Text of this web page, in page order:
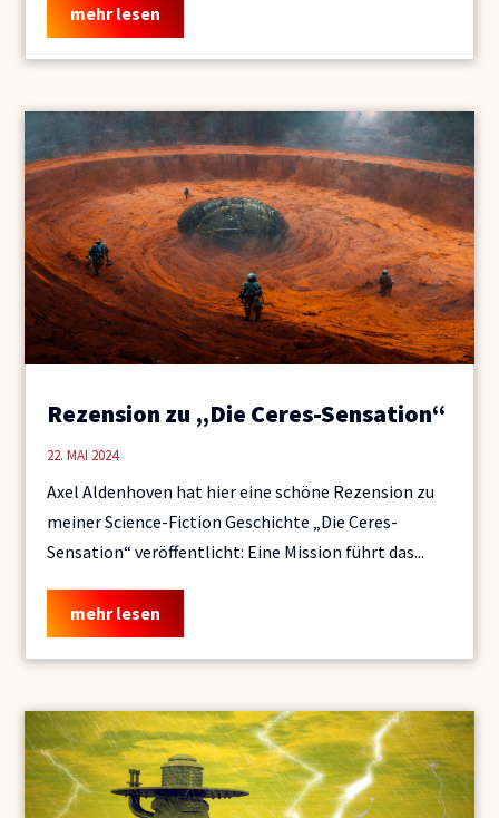
mehr lesen
Rezension zu „Die Ceres-Sensation“
22. MAI 2024
Axel Aldenhoven hat hier eine schöne Rezension zu
meiner Science-Fiction Geschichte „Die Ceres-
Sensation“ veröffentlicht: Eine Mission führt das...
mehr lesen